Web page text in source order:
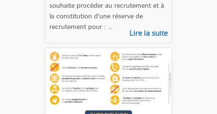
souhaite procéder au recrutement et à
la constitution d'une réserve de
recrutement pour : ...
Lire la suite